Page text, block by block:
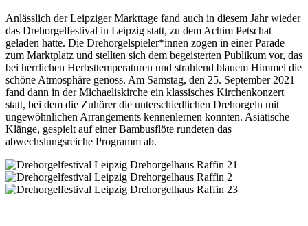
Anlässlich der Leipziger Markttage fand auch in diesem Jahr wieder
das Drehorgelfestival in Leipzig statt, zu dem Achim Petschat
geladen hatte. Die Drehorgelspieler*innen zogen in einer Parade
zum Marktplatz und stellten sich dem begeisterten Publikum vor, das
bei herrlichen Herbsttemperaturen und strahlend blauem Himmel die
schöne Atmosphäre genoss. Am Samstag, den 25. September 2021
fand dann in der Michaeliskirche ein klassisches Kirchenkonzert
statt, bei dem die Zuhörer die unterschiedlichen Drehorgeln mit
ungewöhnlichen Arrangements kennenlernen konnten. Asiatische
Klänge, gespielt auf einer Bambusflöte rundeten das
abwechslungsreiche Programm ab.